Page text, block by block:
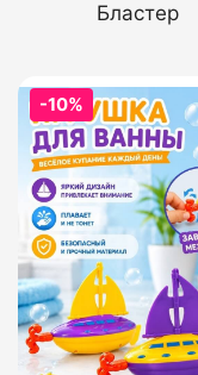
Бластер
-10%